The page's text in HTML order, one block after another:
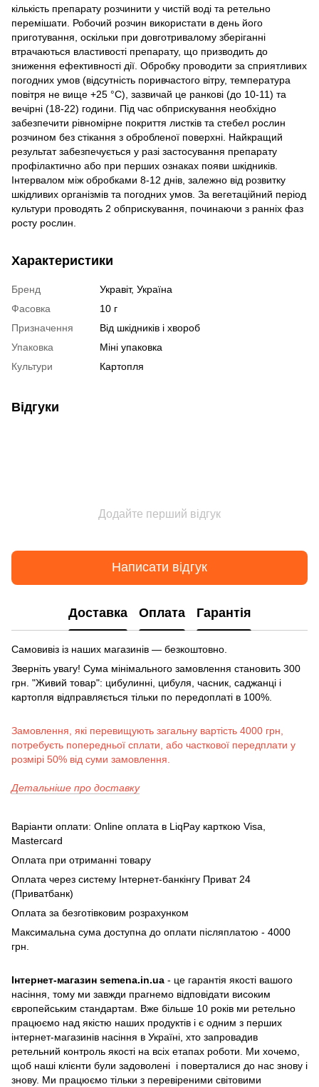
кількість препарату розчинити у чистій воді та ретельно
перемішати. Робочий розчин використати в день його
приготування, оскільки при довготривалому зберіганні
втрачаються властивості препарату, що призводить до
зниження ефективності дії. Обробку проводити за сприятливих
погодних умов (відсутність поривчастого вітру, температура
повітря не вище +25 °С), зазвичай це ранкові (до 10-11) та
вечірні (18-22) години. Під час обприскування необхідно
забезпечити рівномірне покриття листків та стебел рослин
розчином без стікання з обробленої поверхні. Найкращий
результат забезпечується у разі застосування препарату
профілактично або при перших ознаках появи шкідників.
Інтервалом між обробками 8-12 днів, залежно від розвитку
шкідливих організмів та погодних умов. За вегетаційний період
культури проводять 2 обприскування, починаючи з ранніх фаз
росту рослин.
Характеристики
Бренд
Укравіт, Україна
Фасовка
10 г
Призначення
Від шкідників і хвороб
Упаковка
Міні упаковка
Культури
Картопля
Відгуки
Додайте перший відгук
Написати відгук
Доставка Оплата Гарантія
Самовивіз із наших магазинів — безкоштовно.
Зверніть увагу! Сума мінімального замовлення становить 300
грн. "Живий товар": цибулинні, цибуля, часник, саджанці і
картопля відправляється тільки по передоплаті в 100%.
Замовлення, які перевищують загальну вартість 4000 грн,
потребуєть попередньої сплати, або часткової передплати у
розмірі 50% від суми замовлення.
Детальніше про доставку
Варіанти оплати: Online оплата в LiqPay карткою Visa,
Mastercard
Оплата при отриманні товару
Оплата через систему Інтернет-банкінгу Приват 24
(Приватбанк)
Оплата за безготівковим розрахунком
Максимальна сума доступна до оплати післяплатою - 4000
грн.
Інтернет-магазин semena.in.ua - це гарантія якості вашого
насіння, тому ми завжди прагнемо відповідати високим
європейським стандартам. Вже більше 10 років ми ретельно
працюємо над якістю наших продуктів і є одним з перших
інтернет-магазинів насіння в Україні, хто запровадив
ретельний контроль якості на всіх етапах роботи. Ми хочемо,
щоб наші клієнти були задоволені і поверталися до нас знову і
знову. Ми працюємо тільки з перевіреними світовими